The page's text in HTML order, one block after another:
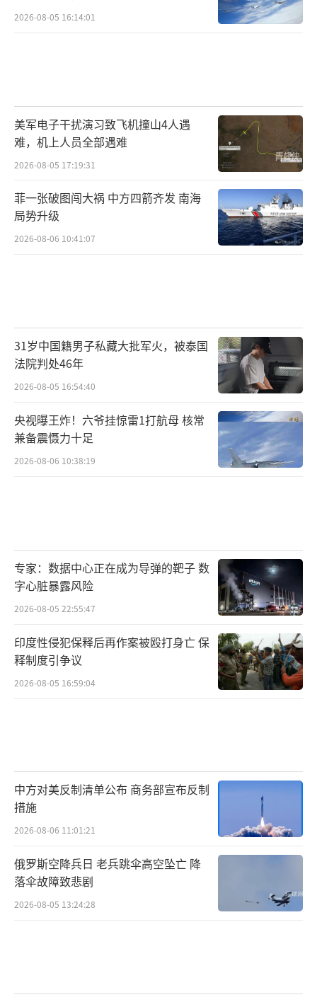
2026-08-05 16:14:01
美军电子干扰演习致飞机撞山4人遇
难，机上人员全部遇难
2026-08-05 17:19:31
菲一张破图闯大祸 中方四箭齐发 南海
局势升级
2026-08-06 10:41:07
31岁中国籍男子私藏大批军火，被泰国
法院判处46年
2026-08-05 16:54:40
央视曝王炸！六爷挂惊雷1打航母 核常
兼备震慑力十足
2026-08-06 10:38:19
专家：数据中心正在成为导弹的靶子 数
字心脏暴露风险
2026-08-05 22:55:47
印度性侵犯保释后再作案被殴打身亡 保
释制度引争议
2026-08-05 16:59:04
中方对美反制清单公布 商务部宣布反制
措施
2026-08-06 11:01:21
俄罗斯空降兵日 老兵跳伞高空坠亡 降
落伞故障致悲剧
2026-08-05 13:24:28